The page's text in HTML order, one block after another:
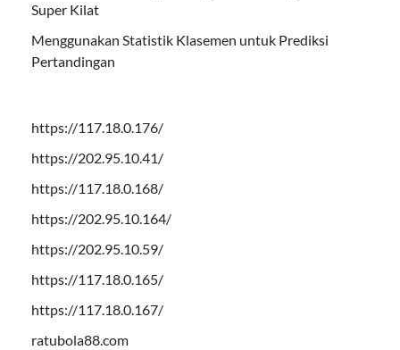
Super Kilat
Menggunakan Statistik Klasemen untuk Prediksi
Pertandingan
https://117.18.0.176/
https://202.95.10.41/
https://117.18.0.168/
https://202.95.10.164/
https://202.95.10.59/
https://117.18.0.165/
https://117.18.0.167/
ratubola88.com